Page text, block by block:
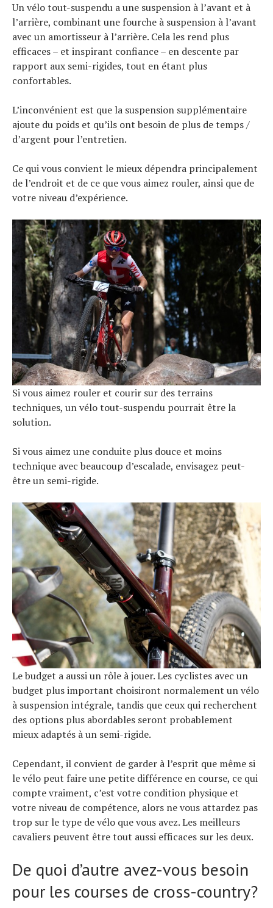
Un vélo tout-suspendu a une suspension à l’avant et à
l’arrière, combinant une fourche à suspension à l’avant
avec un amortisseur à l’arrière. Cela les rend plus
efficaces – et inspirant confiance – en descente par
rapport aux semi-rigides, tout en étant plus
confortables.
L’inconvénient est que la suspension supplémentaire
ajoute du poids et qu’ils ont besoin de plus de temps /
d’argent pour l’entretien.
Ce qui vous convient le mieux dépendra principalement
de l’endroit et de ce que vous aimez rouler, ainsi que de
votre niveau d’expérience.
Si vous aimez rouler et courir sur des terrains
techniques, un vélo tout-suspendu pourrait être la
solution.
Si vous aimez une conduite plus douce et moins
technique avec beaucoup d’escalade, envisagez peut-
être un semi-rigide.
Le budget a aussi un rôle à jouer. Les cyclistes avec un
budget plus important choisiront normalement un vélo
à suspension intégrale, tandis que ceux qui recherchent
des options plus abordables seront probablement
mieux adaptés à un semi-rigide.
Cependant, il convient de garder à l’esprit que même si
le vélo peut faire une petite différence en course, ce qui
compte vraiment, c’est votre condition physique et
votre niveau de compétence, alors ne vous attardez pas
trop sur le type de vélo que vous avez. Les meilleurs
cavaliers peuvent être tout aussi efficaces sur les deux.
De quoi d’autre avez-vous besoin
pour les courses de cross-country?